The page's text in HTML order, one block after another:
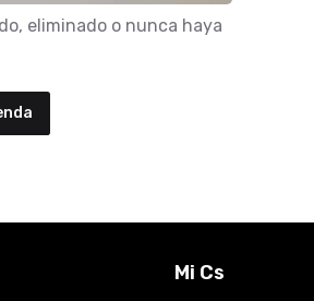
eliminado o nunca haya
Mi Cs